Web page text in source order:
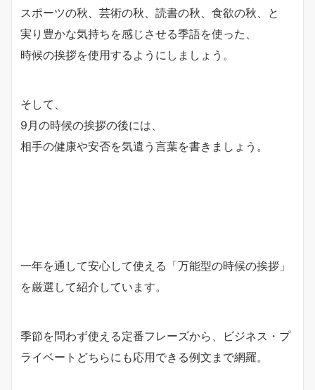
スポーツの秋、芸術の秋、読書の秋、食欲の秋、と
実り豊かな気持ちを感じさせる季語を使った、
時候の挨拶を使用するようにしましょう。
そして、
9月の時候の挨拶の後には、
相手の健康や安否を気遣う言葉を書きましょう。
一年を通して安心して使える「万能型の時候の挨拶」
を厳選して紹介しています。
季節を問わず使える定番フレーズから、ビジネス・プ
ライベートどちらにも応用できる例文まで網羅。